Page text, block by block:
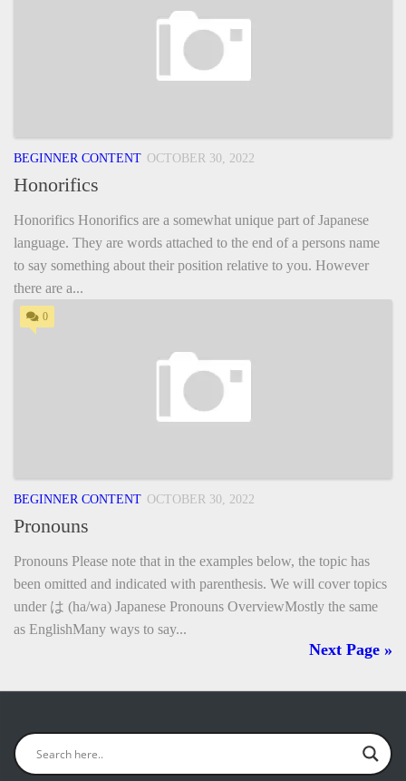
BEGINNER CONTENT OCTOBER 30, 2022
Honorifics
Honorifics Honorifics are a somewhat unique part of Japanese
language. They are words attached to the end of a persons name
to say something about their position relative to you. However
there are a...
0
BEGINNER CONTENT OCTOBER 30, 2022
Pronouns
Pronouns Please note that in the examples below, the topic has
been omitted and indicated with parenthesis. We will cover topics
under は (ha/wa) Japanese Pronouns OverviewMostly the same
as EnglishMany ways to say...
Next Page »